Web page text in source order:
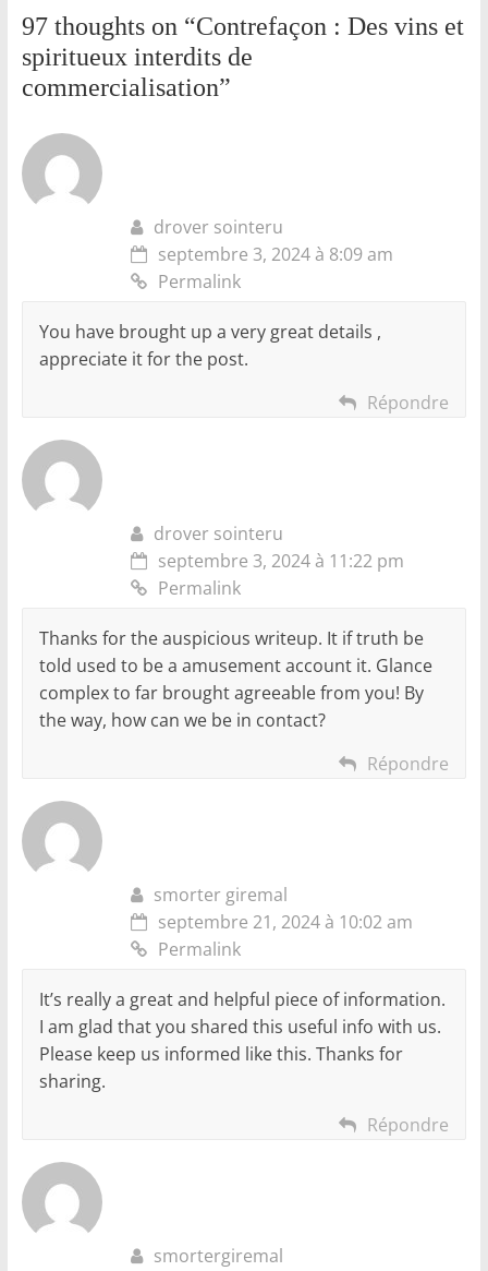
97 thoughts on “Contrefaçon : Des vins et
spiritueux interdits de
commercialisation”
drover sointeru
septembre 3, 2024 à 8:09 am
Permalink
You have brought up a very great details ,
appreciate it for the post.
Répondre
drover sointeru
septembre 3, 2024 à 11:22 pm
Permalink
Thanks for the auspicious writeup. It if truth be
told used to be a amusement account it. Glance
complex to far brought agreeable from you! By
the way, how can we be in contact?
Répondre
smorter giremal
septembre 21, 2024 à 10:02 am
Permalink
It’s really a great and helpful piece of information.
I am glad that you shared this useful info with us.
Please keep us informed like this. Thanks for
sharing.
Répondre
smortergiremal